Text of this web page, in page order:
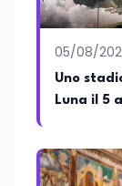
05/08/
Uno
Luna il 5